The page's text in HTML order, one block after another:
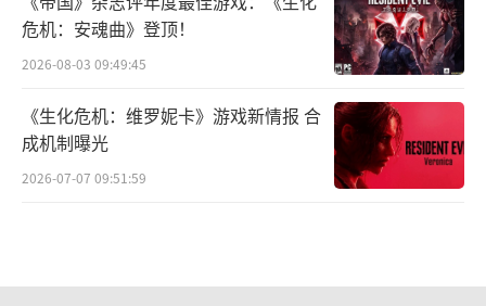
危机：安魂曲》登顶！
2026-08-03 09:49:45
《生化危机：维罗妮卡》游戏新情报 合
成机制曝光
2026-07-07 09:51:59